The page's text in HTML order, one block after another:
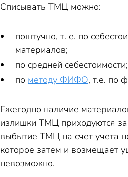
Списывать ТМЦ можно:
поштучно, т. е. по
материалов;
по средней себестоимости;
по методу ФИФО, т.е. по
Ежегодно наличие
излишки ТМЦ приходуются
выбытие ТМЦ на счет учета
которое затем и возмещает
невозможно.